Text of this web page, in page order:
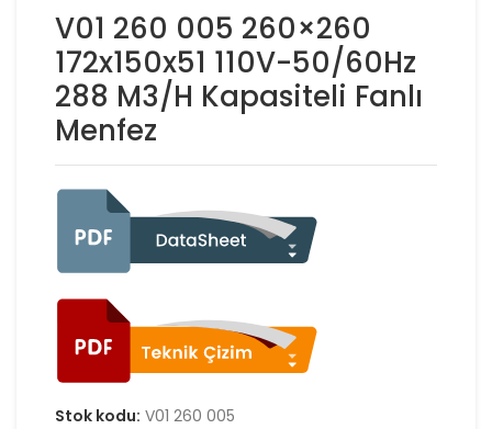
V01 260 005 260×260
172x150x51 110V-50/60Hz
288 M3/H Kapasiteli Fanlı
Menfez
Stok kodu: V01 260 005